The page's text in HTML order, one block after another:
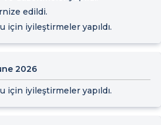
edildi.
için iyileştirmeler yapıldı.
2026
için iyileştirmeler yapıldı.